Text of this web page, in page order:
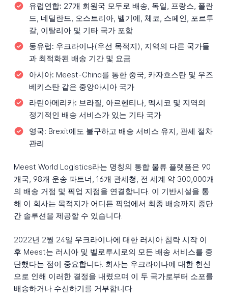
유럽연합: 27개 회원국 모두로 배송, 독일, 프랑스, 폴란
드, 네덜란드, 오스트리아, 벨기에, 체코, 스페인, 포르투
갈, 이탈리아 및 기타 국가 포함
동유럽: 우크라이나(우선 목적지), 지역의 다른 국가들
과 최적화된 배송 기간 및 요금
아시아: Meest-China를 통한 중국, 카자흐스탄 및 우즈
베키스탄 같은 중앙아시아 국가
라틴아메리카: 브라질, 아르헨티나, 멕시코 및 지역의
정기적인 배송 서비스가 있는 기타 국가
영국: Brexit에도 불구하고 배송 서비스 유지, 관세 절차
관리
Meest World Logistics라는 명칭의 통합 물류 플랫폼은 90
개국, 98개 운송 파트너, 16개 관세청, 전 세계 약 300,000개
의 배송 거점 및 픽업 지점을 연결합니다. 이 기반시설을 통
해 이 회사는 목적지가 어디든 픽업에서 최종 배송까지 종단
간 솔루션을 제공할 수 있습니다.
2022년 2월 24일 우크라이나에 대한 러시아 침략 시작 이
후 Meest는 러시아 및 벨로루시로의 모든 배송 서비스를 중
단했다는 점이 중요합니다. 회사는 우크라이나에 대한 헌신
으로 인해 이러한 결정을 내렸으며 이 두 국가로부터 소포를
배송하거나 수신하기를 거부합니다.